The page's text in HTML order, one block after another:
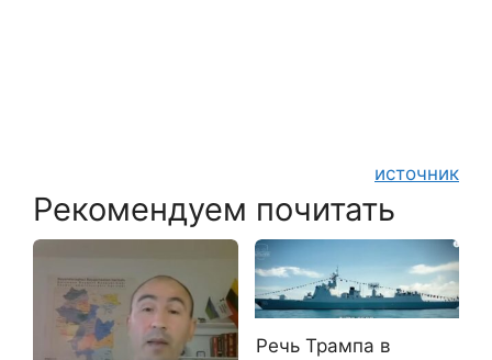
источник
Рекомендуем почитать
Речь Трампа в